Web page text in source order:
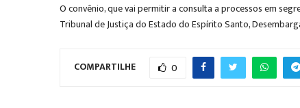
O convênio, que vai permitir a consulta a processos em
Tribunal de Justiça do Estado do Espírito Santo,
COMPARTILHE 0